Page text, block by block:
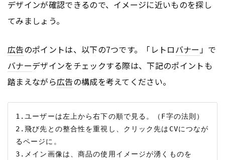
デザインが確認できるので、イメージに近いものを探し
てみましょう。
広告のポイントは、以下の7つです。「レトロバナー」で
バナーデザインをチェックする際は、下記のポイントも
踏まえながら広告の構成を考えてください。
1.ユーザーは左上から右下の順で見る。（F字の法則）
2.飛び先との整合性を重視し、クリック先はCVにつなが
るページに。
3.メイン画像は、商品の使用イメージが湧くものを